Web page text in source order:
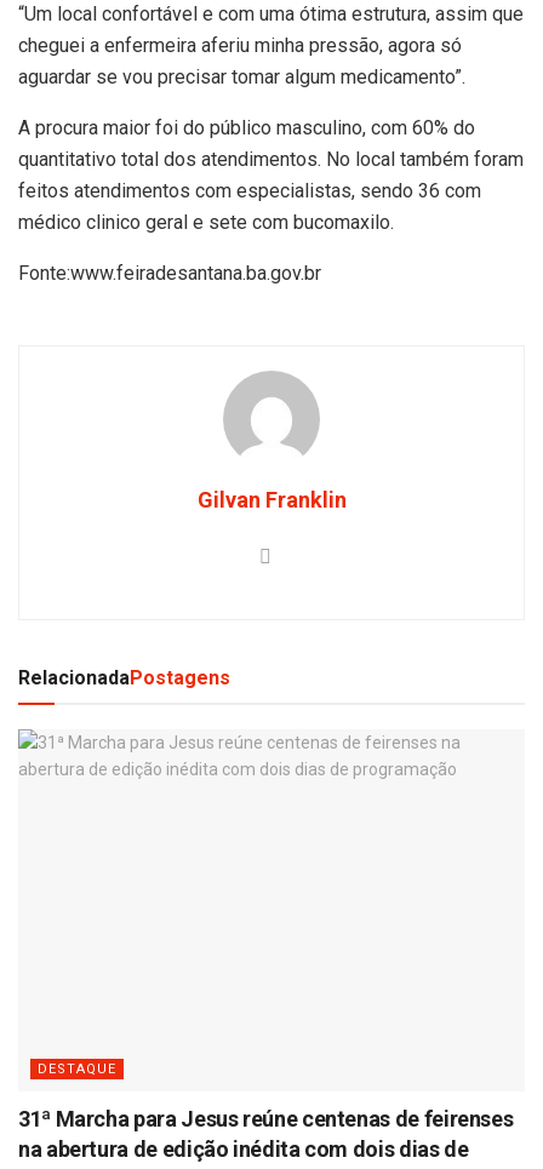
“Um local confortável e com uma ótima estrutura, assim que
cheguei a enfermeira aferiu minha pressão, agora só
aguardar se vou precisar tomar algum medicamento”.
A procura maior foi do público masculino, com 60% do
quantitativo total dos atendimentos. No local também foram
feitos atendimentos com especialistas, sendo 36 com
médico clinico geral e sete com bucomaxilo.
Fonte:www.feiradesantana.ba.gov.br
Gilvan Franklin
RelacionadaPostagens
DESTAQUE
31ª Marcha para Jesus reúne centenas de feirenses
na abertura de edição inédita com dois dias de